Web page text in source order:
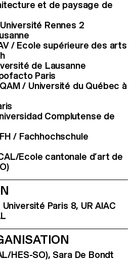
et de paysage de
Rennes 2
/ Ecole supérieure des arts
de Lausanne
Paris
/ Université du Québec à
Complutense de
/ Fachhochschule
Ecole cantonale d’art de
Paris 8, UR AIAC
HES-SO), Sara De Bondt